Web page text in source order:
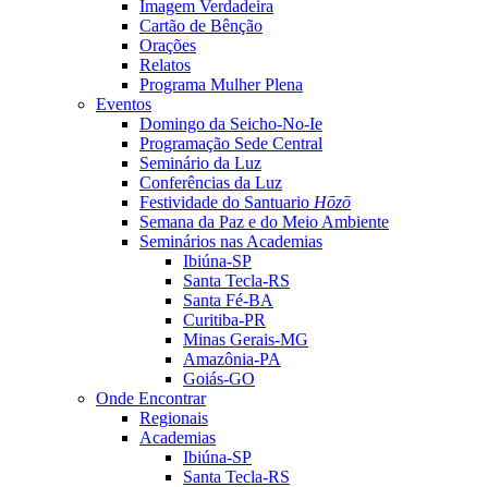
Imagem Verdadeira
Cartão de Bênção
Orações
Relatos
Programa Mulher Plena
Eventos
Domingo da Seicho-No-Ie
Programação Sede Central
Seminário da Luz
Conferências da Luz
Festividade do Santuario Hōzō
Semana da Paz e do Meio Ambiente
Seminários nas Academias
Ibiúna-SP
Santa Tecla-RS
Santa Fé-BA
Curitiba-PR
Minas Gerais-MG
Amazônia-PA
Goiás-GO
Onde Encontrar
Regionais
Academias
Ibiúna-SP
Santa Tecla-RS